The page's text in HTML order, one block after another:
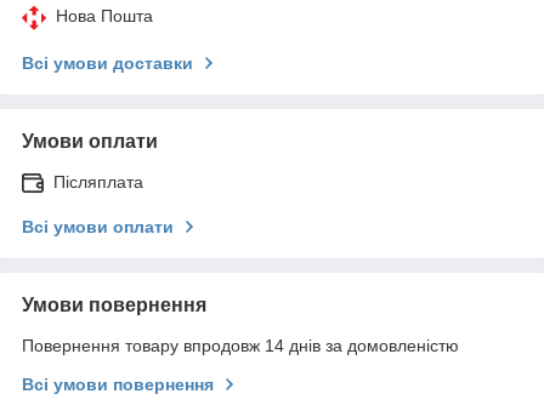
Нова Пошта
Всі умови доставки
Умови оплати
Післяплата
Всі умови оплати
Умови повернення
Повернення товару впродовж 14 днів за домовленістю
Всі умови повернення